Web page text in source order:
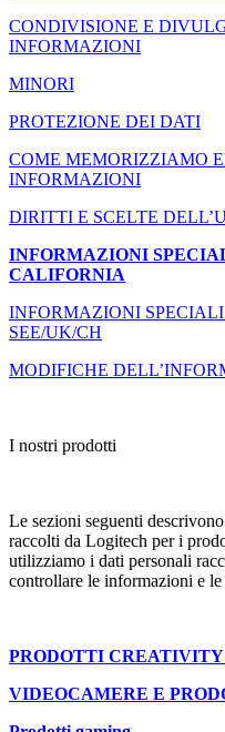
CONDIVISIONE E
INFORMAZIONI
MINORI
PROTEZIONE DEI DATI
COME MEMORIZZIAMO
INFORMAZIONI
DIRITTI E SCELTE
INFORMAZIONI
CALIFORNIA
INFORMAZIONI
SEE/UK/CH
MODIFICHE
I nostri prodotti
Le sezioni seguenti
raccolti da Logitech per i
utilizziamo i dati personali
controllare le informazioni e le
PRODOTTI
VIDEOCAMERE E